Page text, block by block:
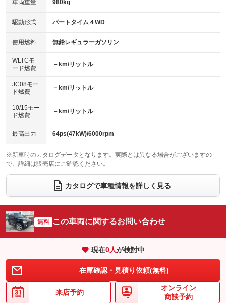
アイドリングストップ
：装備なし
USB入力端子
：装備なし
100V電源
：装備なし
センターデフロック
：装備なし
電動格納ミラー
：装備なし
キーレス
HID(キセノンライト)
：装備なし
バックカメラ
：装備なし
エアロ
：装備なし
：装備なし
パワーシート
ベンチシート
：装備なし
チップアップシート
：装備なし
：装備なし ：装備なし
ウォークスルー
：装備なし
電動リアゲート フロントカメラ
：装備なし
：装備なし ：装備なし
サイドカメラ
：装備なし ルーフレール
：装備なし
：装備なし
：装備なし
車両重量 980kg
駆動形式 パートタイム４WD
使用燃料 無鉛レギュラーガソリン
WLTCモ
ード燃費
－km/リットル
JC08モー
ド燃費
－km/リットル
10/15モー
ド燃費
－km/リットル
最高出力 64ps(47kW)/6000rpm
※新車時のカタログデータとなります。実際とは異なる場合がございますの
で、詳細は販売店にご確認ください。
カタログで車種情報を詳しく見る
無料 この車両に関するお問い合わせ
現在0人が検討中
在庫確認・見積り依頼(無料)
来店予約
オンライン
商談予約